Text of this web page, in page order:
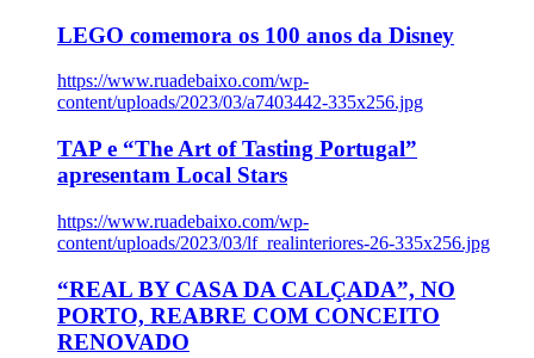
LEGO comemora os 100 anos da Disney
https://www.ruadebaixo.com/wp-
content/uploads/2023/03/a7403442-335x256.jpg
TAP e “The Art of Tasting Portugal”
apresentam Local Stars
https://www.ruadebaixo.com/wp-
content/uploads/2023/03/lf_realinteriores-26-335x256.jpg
“REAL BY CASA DA CALÇADA”, NO
PORTO, REABRE COM CONCEITO
RENOVADO